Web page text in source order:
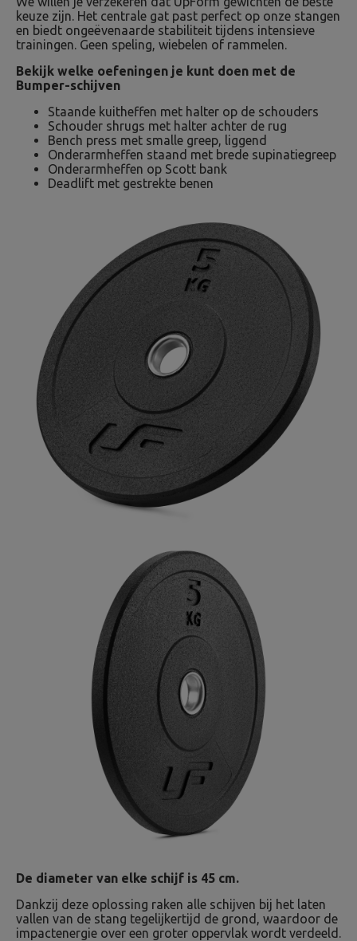
keuze zijn. Het centrale gat past perfect op onze stangen
en biedt ongeëvenaarde stabiliteit tijdens intensieve
trainingen. Geen speling, wiebelen of rammelen.
Bekijk welke oefeningen je kunt doen met de
Bumper-schijven
Staande kuitheffen met halter op de schouders
Schouder shrugs met halter achter de rug
Bench press met smalle greep, liggend
Onderarmheffen staand met brede supinatiegreep
Onderarmheffen op Scott bank
Deadlift met gestrekte benen
De diameter van elke schijf is 45 cm.
Dankzij deze oplossing raken alle schijven bij het laten
vallen van de stang tegelijkertijd de grond, waardoor de
impactenergie over een groter oppervlak wordt verdeeld.